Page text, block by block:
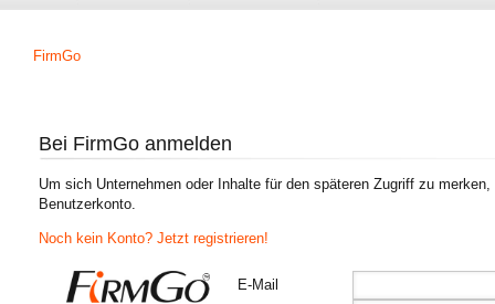
FirmGo
Bei FirmGo anmelden
Um sich Unternehmen oder Inhalte für den späteren Zugriff zu
Benutzerkonto.
Noch kein Konto? Jetzt registrieren!
E-Mail